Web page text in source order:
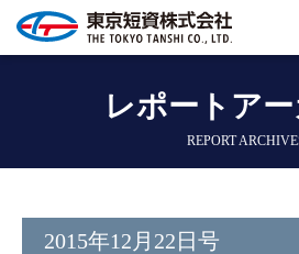
レポートア
REPORT
2015年12月22日号